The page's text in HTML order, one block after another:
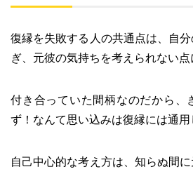
復縁を失敗する人の共通点は、自
ぎ、元彼の気持ちを考えられない点
付き合っていた間柄なのだから、
ず！なんて思い込みは復縁には通用
自己中心的な考え方は、知らぬ間